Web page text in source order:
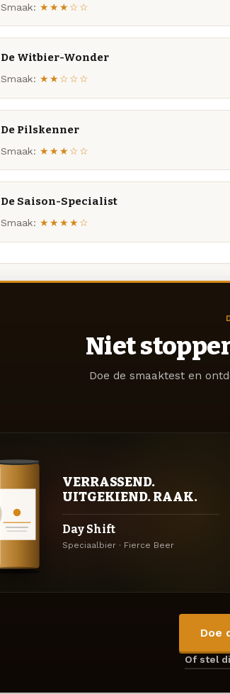
Smaak: ★★★☆☆
De Witbier-Wonder
Smaak: ★★☆☆☆
De Pilskenner
Smaak: ★★★☆☆
De Saison-Specialist
Smaak: ★★★★☆
Niet
Doe de smaaktest en
VERRASSEND.
UITGEKIEND. RAAK.
Day Shift
Speciaalbier · Fierce Beer
Doe
Of stel